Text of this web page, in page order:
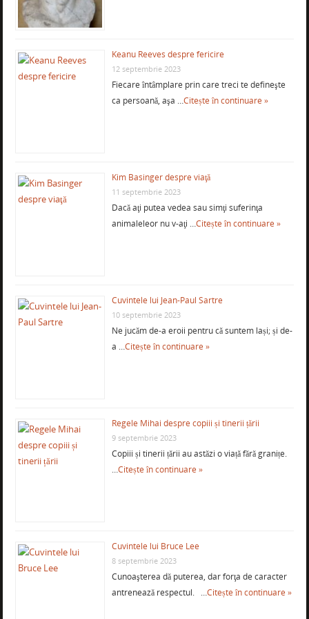
Keanu Reeves despre fericire
12 septembrie 2023
Fiecare întâmplare prin care treci te defineşte
ca persoană, aşa …Citește în continuare »
Kim Basinger despre viaţă
11 septembrie 2023
Dacă aţi putea vedea sau simţi suferinţa
animaleleor nu v-aţi …Citește în continuare »
Cuvintele lui Jean-Paul Sartre
10 septembrie 2023
Ne jucăm de-a eroii pentru că suntem lași; și de-
a …Citește în continuare »
Regele Mihai despre copiii și tinerii țării
9 septembrie 2023
Copiii și tinerii țării au astăzi o viață fără granițe.
…Citește în continuare »
Cuvintele lui Bruce Lee
8 septembrie 2023
Cunoaşterea dă puterea, dar forţa de caracter
antrenează respectul. …Citește în continuare »